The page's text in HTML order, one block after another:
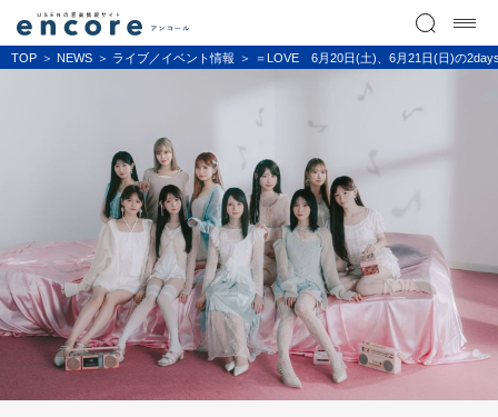
TOP NEWS ライブ／イベント情報 ＝LOVE 6月20日(土)、6月21日(日)の